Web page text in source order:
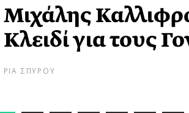
Μιχάλης
Κλειδί για τους
ΡΙΑ ΣΠΥΡΟΥ